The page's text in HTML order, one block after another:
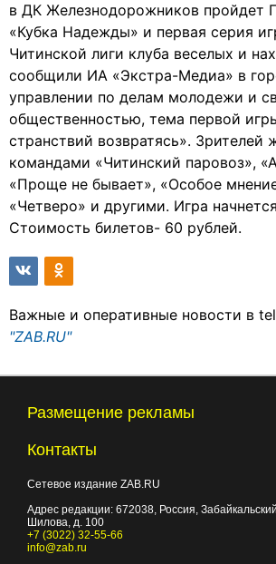
в ДК Железнодорожников пройдет
«Кубка Надежды» и первая серия
Читинской лиги клуба веселых и
сообщили ИА «Экстра-Медиа» в
управлении по делам молодежи и
общественностью, тема первой
странствий возвратясь». Зрителей
командами «Читинский паровоз»,
«Проще не бывает», «Особое
«Четверо» и другими. Игра
Стоимость билетов- 60 рублей.
Важные и оперативные новости в
"ZAB.RU"
Размещение рекламы
Контакты
Сетевое издание ZAB.RU
Адрес редакции: 672038, Россия,
Шилова, д. 100
+7 (3022) 32-55-66
info@zab.ru